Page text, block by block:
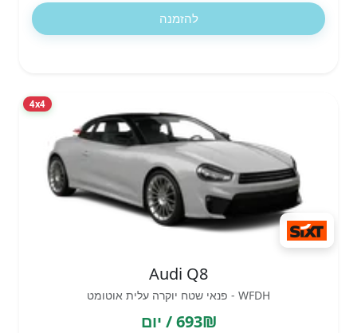
להזמנה
4x4
Audi Q8
WFDH - פנאי שטח יוקרה עלית אוטומט
693₪ / יום